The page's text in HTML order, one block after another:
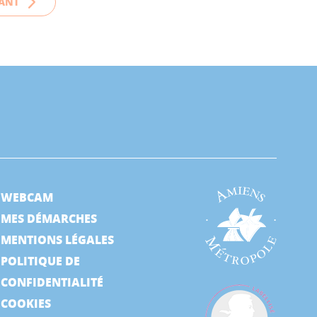
WEBCAM
MES DÉMARCHES
MENTIONS LÉGALES
POLITIQUE DE
CONFIDENTIALITÉ
COOKIES